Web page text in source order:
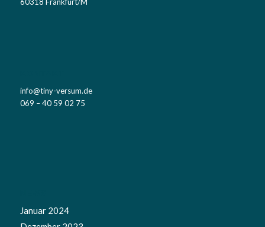
info@tiny-versum.de
069 – 40 59 02 75
Januar 2024